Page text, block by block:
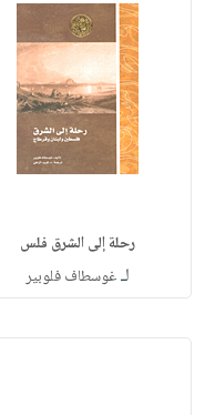
رحلة إلى الشرق فلس
لـغوسطاف فلوبير